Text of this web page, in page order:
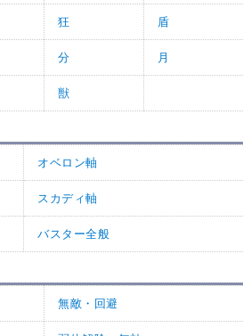
狂 盾
分 月
獣
オベロン軸
スカディ軸
バスター全般
無敵・回避